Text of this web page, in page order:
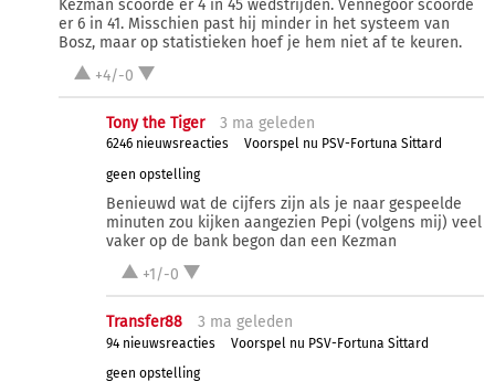
Kezman scoorde er 4 in 45 wedstrijden. Vennegoor scoorde
er 6 in 41. Misschien past hij minder in het systeem van
Bosz, maar op statistieken hoef je hem niet af te keuren.
+4/-0
Tony the Tiger 3 ma geleden
6246 nieuwsreacties
Voorspel nu PSV-Fortuna Sittard
geen opstelling
Benieuwd wat de cijfers zijn als je naar gespeelde
minuten zou kijken aangezien Pepi (volgens mij) veel
vaker op de bank begon dan een Kezman
+1/-0
Transfer88 3 ma geleden
94 nieuwsreacties
Voorspel nu PSV-Fortuna Sittard
geen opstelling